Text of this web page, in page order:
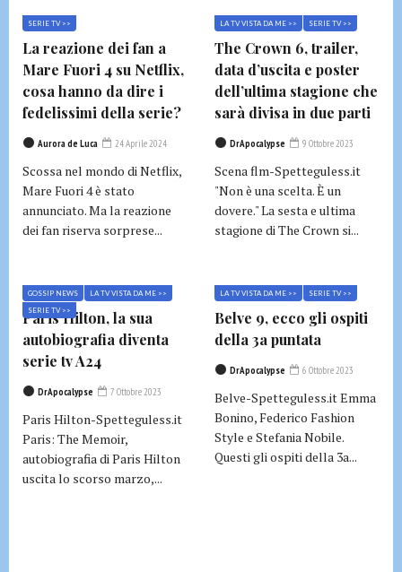
SERIE TV >>
La reazione dei fan a
Mare Fuori 4 su Netflix,
cosa hanno da dire i
fedelissimi della serie?
Aurora de Luca 24 Aprile 2024
Scossa nel mondo di Netflix,
Mare Fuori 4 è stato
annunciato. Ma la reazione
dei fan riserva sorprese...
LA TV VISTA DA ME >> SERIE TV >>
The Crown 6, trailer,
data d’uscita e poster
dell’ultima stagione che
sarà divisa in due parti
DrApocalypse 9 Ottobre 2023
Scena flm-Spetteguless.it
"Non è una scelta. È un
dovere." La sesta e ultima
stagione di The Crown si...
GOSSIP NEWS
LA TV VISTA DA ME >>
SERIE TV >>
Paris Hilton, la sua
autobiografia diventa
serie tv A24
DrApocalypse 7 Ottobre 2023
Paris Hilton-Spetteguless.it
Paris: The Memoir,
autobiografia di Paris Hilton
uscita lo scorso marzo,...
LA TV VISTA DA ME >> SERIE TV >>
Belve 9, ecco gli ospiti
della 3a puntata
DrApocalypse 6 Ottobre 2023
Belve-Spetteguless.it Emma
Bonino, Federico Fashion
Style e Stefania Nobile.
Questi gli ospiti della 3a...